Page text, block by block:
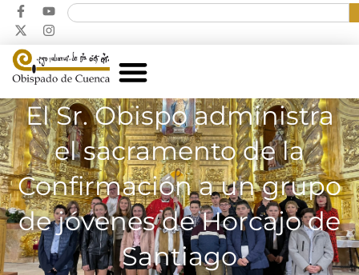
El Sr. Obispo administra
el sacramento de la
Confirmación a un grupo
de jóvenes de Horcajo de
Santiago